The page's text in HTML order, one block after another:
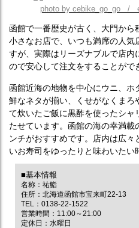
photo by cebike_go_go /
函館で一番歴史が古く、大門から
小さなお店で、いつも満席の人気
すが、実際はリーズナブルで店内
ので安心して注文をすることがで
函館近海の地物を中心にウニ、
鮮なネタが揃い、くせがなくま
て炊いたご飯に黒酢を使ったシャ
たせています。函館の海の幸満
ンチがおすすめです。店内は広々
いお寿司をゆったりと味わいたい
■基本情報
名称：祐鮨
住所：北海道函館市宝来町22-13
TEL：0138-22-1522
営業時間：11:00～21:00
定休日：水曜日